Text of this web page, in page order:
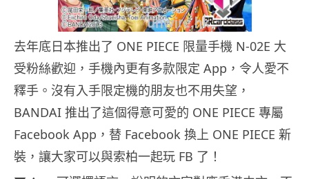
去年底日本推出了 ONE PIECE 限量手機 N-02E 大
受粉絲歡迎，手機內更有多款限定 App，令人愛不
釋手。沒有入手限定機的朋友也不用失望，
BANDAI 推出了這個得意可愛的 ONE PIECE 專屬
Facebook App，替 Facebook 換上 ONE PIECE 新
裝，讓大家可以與索柏一起玩 FB 了！